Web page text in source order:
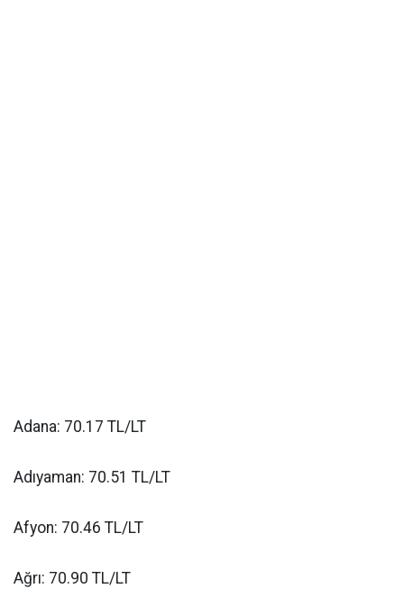
Adana: 70.17 TL/LT
Adıyaman: 70.51 TL/LT
Afyon: 70.46 TL/LT
Ağrı: 70.90 TL/LT